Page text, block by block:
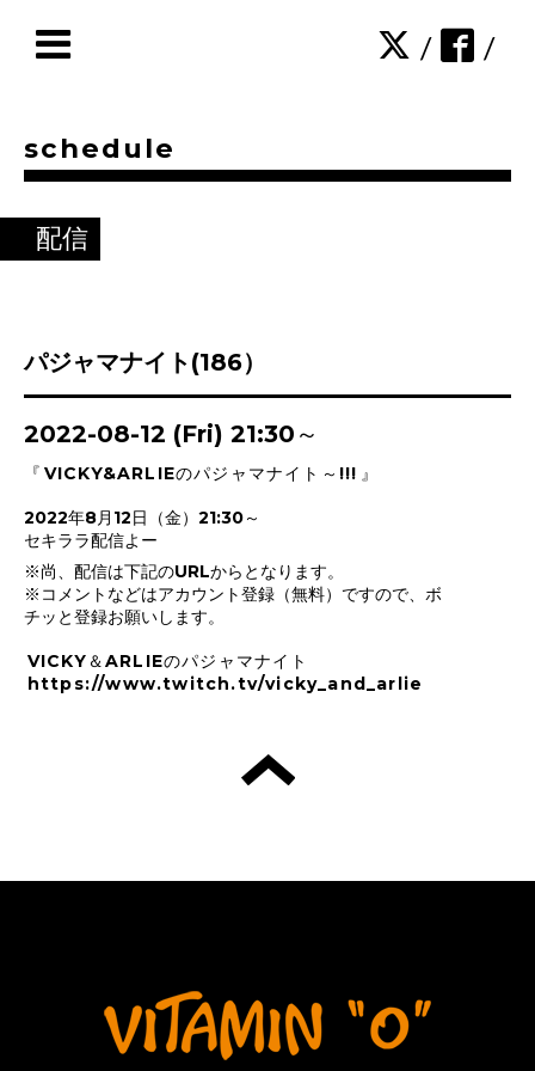
/ /
schedule
配信
パジャマナイト(186）
2022-08-12 (Fri) 21:30～
『 VICKY&ARLIEのパジャマナイト～!!! 』
2022年8月12日（金）21:30～
セキララ配信よー
※尚、配信は下記のURLからとなります。
※コメントなどはアカウント登録（無料）ですので、ボ
チッと登録お願いします。
VICKY＆ARLIEのパジャマナイト
https://www.twitch.tv/vicky_and_arlie